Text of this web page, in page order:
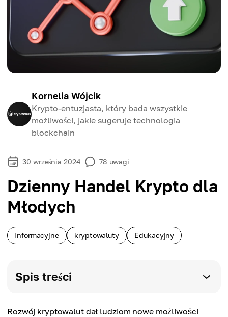
Kornelia Wójcik
Krypto-entuzjasta, który bada wszystkie
możliwości, jakie sugeruje technologia
blockchain
30 września 2024 78 uwagi
Dzienny Handel Krypto dla
Młodych
Informacyjne kryptowaluty Edukacyjny
Spis treści
Rozwój kryptowalut dał ludziom nowe możliwości